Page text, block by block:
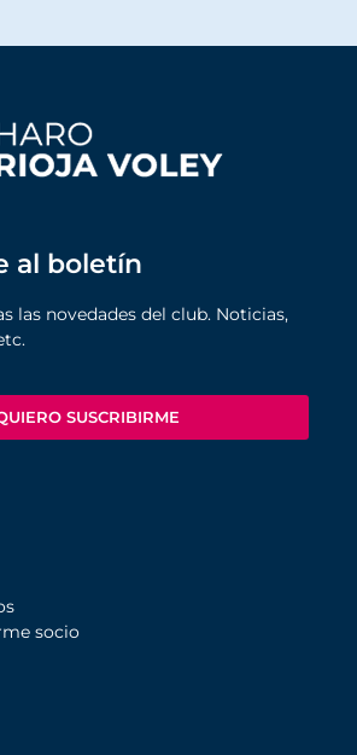
al boletín
las novedades del club. Noticias,
SUSCRIBIRME
socio